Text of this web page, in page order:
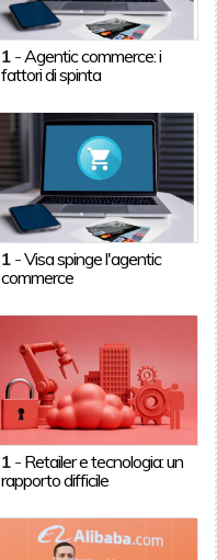
1 -Agentic commerce: i
fattori di spinta
1 -Visa spinge l'agentic
commerce
1 - Retailer e tecnologia: un
rapporto difficile